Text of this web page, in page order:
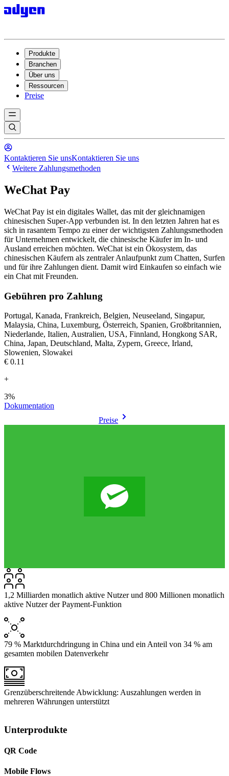
Produkte
Branchen
Über uns
Ressourcen
Preise
Kontaktieren Sie unsKontaktieren Sie uns
Weitere Zahlungsmethoden
WeChat Pay
WeChat Pay ist ein digitales Wallet, das mit der gleichnamigen
chinesischen Super-App verbunden ist. In den letzten Jahren hat es
sich in rasantem Tempo zu einer der wichtigsten Zahlungsmethoden
für Unternehmen entwickelt, die chinesische Käufer im In- und
Ausland erreichen möchten. WeChat ist ein Ökosystem, das
chinesischen Käufern als zentraler Anlaufpunkt zum Chatten, Surfen
und für ihre Zahlungen dient. Damit wird Einkaufen so einfach wie
ein Chat mit Freunden.
Gebühren pro Zahlung
Portugal, Kanada, Frankreich, Belgien, Neuseeland, Singapur,
Malaysia, China, Luxemburg, Österreich, Spanien, Großbritannien,
Niederlande, Italien, Australien, USA, Finnland, Hongkong SAR,
China, Japan, Deutschland, Malta, Zypern, Greece, Irland,
Slowenien, Slowakei
€0.11
+
3%
Dokumentation
Preise
1,2 Milliarden monatlich aktive Nutzer und 800 Millionen monatlich
aktive Nutzer der Payment-Funktion
79 % Marktdurchdringung in China und ein Anteil von 34 % am
gesamten mobilen Datenverkehr
Grenzüberschreitende Abwicklung: Auszahlungen werden in
mehreren Währungen unterstützt
Unterprodukte
QR Code
Mobile Flows